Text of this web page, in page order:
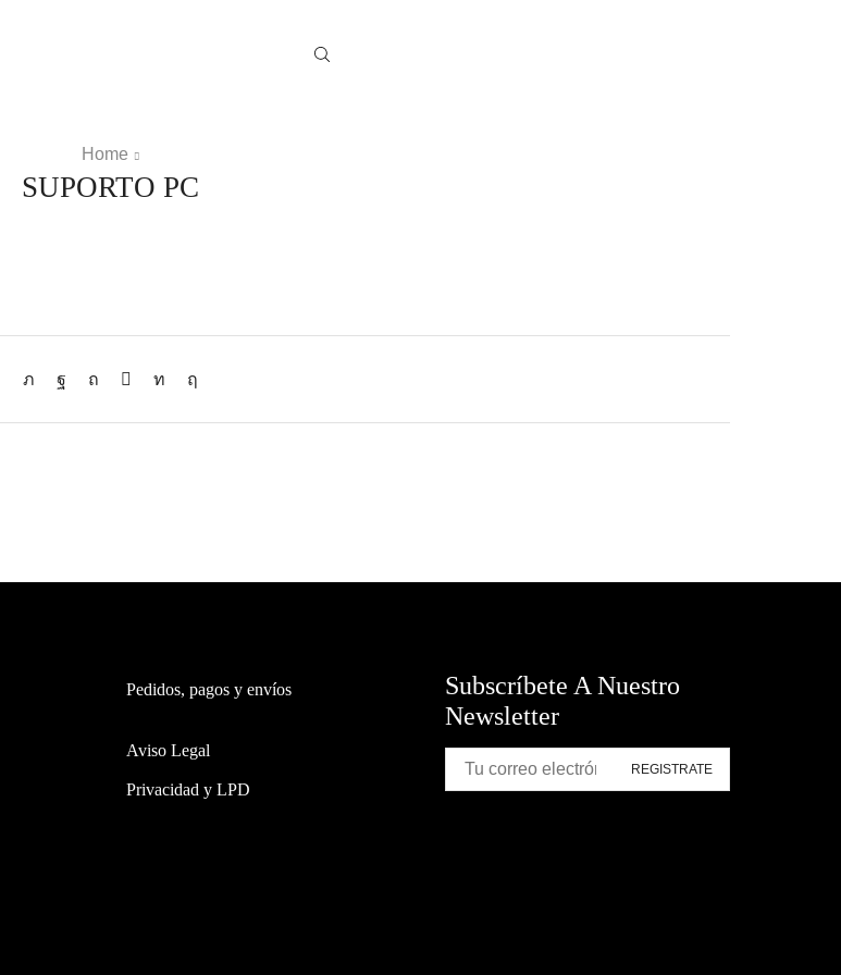
Home
SUPORTO PC
Pedidos, pagos y envíos
Aviso Legal
Privacidad y LPD
Subscríbete A Nuestro
Newsletter